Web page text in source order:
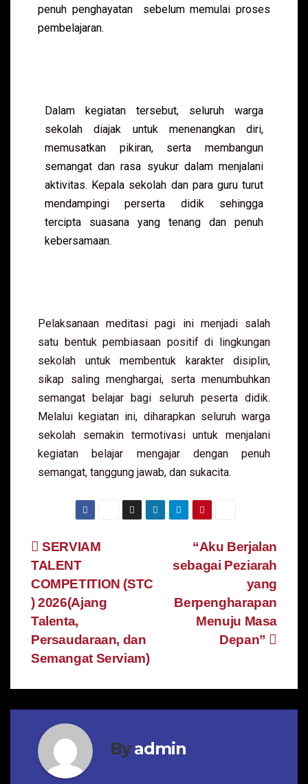
penuh penghayatan sebelum memulai proses
pembelajaran.
Dalam kegiatan tersebut, seluruh warga
sekolah diajak untuk menenangkan diri,
memusatkan pikiran, serta membangun
semangat dan rasa syukur dalam menjalani
aktivitas. Kepala sekolah dan para guru turut
mendampingi perserta didik sehingga
tercipta suasana yang tenang dan penuh
kebersamaan.
Pelaksanaan meditasi pagi ini menjadi salah
satu bentuk pembiasaan positif di lingkungan
sekolah untuk membentuk karakter disiplin,
sikap saling menghargai, serta menumbuhkan
semangat belajar bagi seluruh peserta didik.
Melalui kegiatan ini, diharapkan seluruh warga
sekolah semakin termotivasi untuk menjalani
kegiatan belajar mengajar dengan penuh
semangat, tanggung jawab, dan sukacita.
“Aku Berjalan
sebagai Peziarah
yang
Berpengharapan
Menuju Masa
Depan”
SERVIAM
TALENT
COMPETITION (STC
) 2026(Ajang
Talenta,
Persaudaraan, dan
Semangat Serviam)
Byadmin